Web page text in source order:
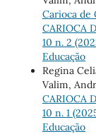
Carioca de
CARIOCA
10 n. 2
Educação
Regina
Valim,
CARIOCA
10 n. 1
Educação